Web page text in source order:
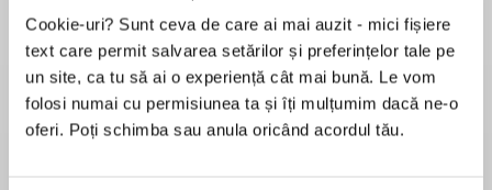
Cookie-uri? Sunt ceva de care ai mai auzit - mici fișiere
text care permit salvarea setărilor și preferințelor tale pe
un site, ca tu să ai o experiență cât mai bună. Le vom
folosi numai cu permisiunea ta și îți mulțumim dacă ne-o
oferi. Poți schimba sau anula oricând acordul tău.
de...
Dani Francis
la...
Lauren Weisberger Sohn Won-pyung